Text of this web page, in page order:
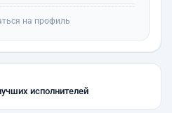
на профиль
исполнителей